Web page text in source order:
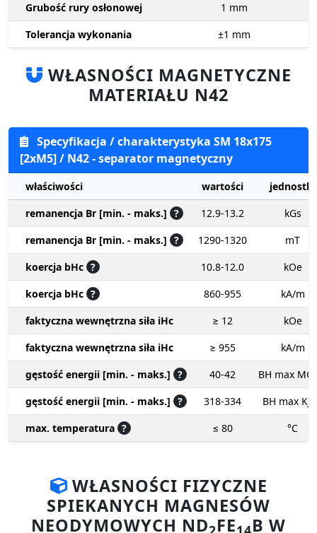
Grubość rury osłonowej
1 mm
Tolerancja wykonania
±1 mm
WŁASNOŚCI MAGNETYCZNE
MATERIAŁU N42
Specyfikacja / charakterystyka SM 18x175
[2xM5] / N42 - separator magnetyczny
właściwości wartości
jednostki
remanencja Br [min. - maks.] ? 12.9-13.2
kGs
remanencja Br [min. - maks.] ? 1290-1320
mT
koercja bHc ? 10.8-12.0
kOe
koercja bHc ? 860-955
kA/m
faktyczna wewnętrzna siła iHc
≥ 12
kOe
faktyczna wewnętrzna siła iHc
≥ 955
kA/m
gęstość energii [min. - maks.] ? 40-42
BH max
gęstość energii [min. - maks.] ? 318-334
BH max
max. temperatura ? ≤ 80 °C
WŁASNOŚCI FIZYCZNE
SPIEKANYCH MAGNESÓW
NEODYMOWYCH ND FE B W